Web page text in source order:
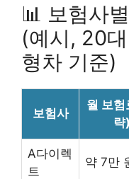
📊 보험사
(예시, 20
형차 기준)
보험사
월 보험
략)
A다이렉
트
약 7만